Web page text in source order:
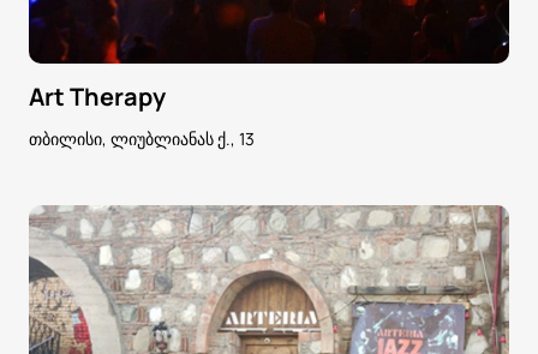
Art Therapy
თბილისი, ლიუბლიანას ქ., 13